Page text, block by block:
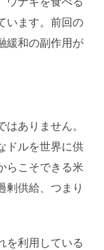
います。前回の
緩和の副作用が
ありません。
ドルを世界に供
らこそできる米
剰供給、つまり
を利用している